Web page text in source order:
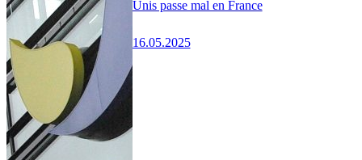
Unis passe mal en France
16.05.2025